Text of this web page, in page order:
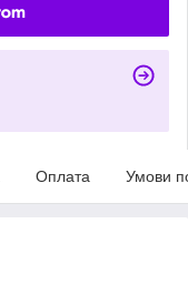
Оплата Умови